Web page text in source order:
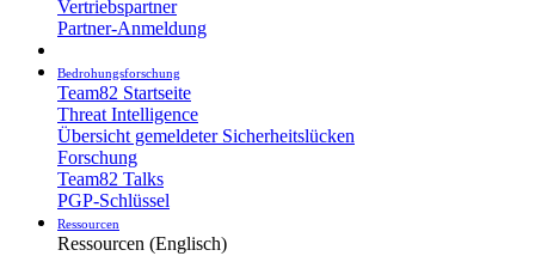
Vertriebspartner
Partner-Anmeldung
Bedrohungsforschung
Team82 Startseite
Threat Intelligence
Übersicht gemeldeter Sicherheitslücken
Forschung
Team82 Talks
PGP-Schlüssel
Ressourcen
Ressourcen (Englisch)